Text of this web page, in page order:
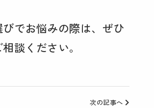
でお悩みの際は、ぜひ
談ください。
次の記事へ